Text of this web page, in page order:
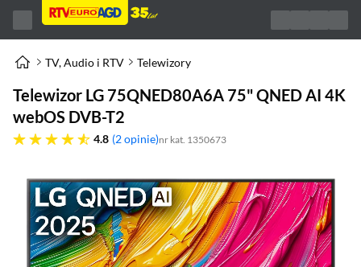
TV, Audio i RTV Telewizory
Telewizor LG 75QNED80A6A 75" QNED AI 4K
webOS DVB-T2
4.8
4.8 gwiazdek 2 opinie nr kat. 1350673